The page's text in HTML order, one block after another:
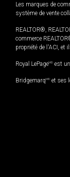
Les marques de
système de vente
REALTOR®,
commerce
propriété de l'ACI, et
Royal LePageMD est
BridgemarqMD et ses